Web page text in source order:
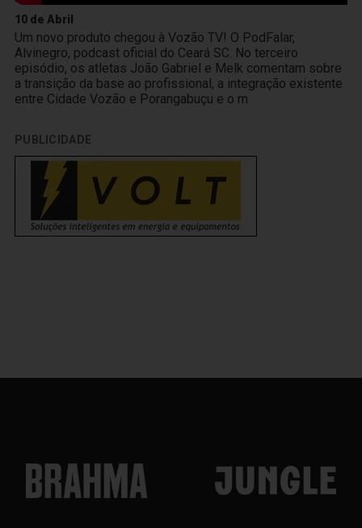
10 de Abril
Um novo produto chegou à Vozão TV! O PodFalar,
Alvinegro, podcast oficial do Ceará SC. No terceiro
episódio, os atletas João Gabriel e Melk comentam sobre
a transição da base ao profissional, a integração existente
entre Cidade Vozão e Porangabuçu e o m
PUBLICIDADE